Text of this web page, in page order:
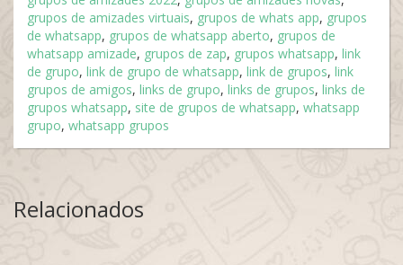
grupos de amizades virtuais, grupos de whats app, grupos
de whatsapp, grupos de whatsapp aberto, grupos de
whatsapp amizade, grupos de zap, grupos whatsapp, link
de grupo, link de grupo de whatsapp, link de grupos, link
grupos de amigos, links de grupo, links de grupos, links de
grupos whatsapp, site de grupos de whatsapp, whatsapp
grupo, whatsapp grupos
Relacionados